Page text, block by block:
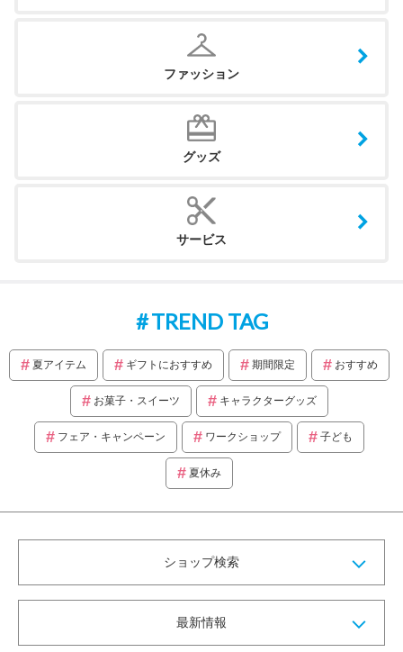
ファッション
グッズ
サービス
TREND TAG
夏アイテム ギフトにおすすめ 期間限定 おすすめ
お菓子・スイーツ キャラクターグッズ
フェア・キャンペーン ワークショップ 子ども
夏休み
ショップ検索
最新情報